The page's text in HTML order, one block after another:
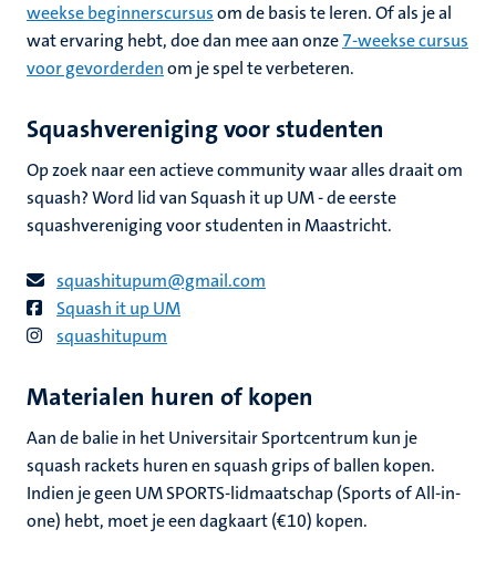
weekse beginnerscursusom de basis te leren. Of als je al
wat ervaring hebt, doe dan mee aan onze7-weekse cursus
voor gevorderdenom je spel te verbeteren.
Squashvereniging voor studenten
Op zoek naar een actieve community waar alles draait om
squash? Word lid van Squash it up UM - de eerste
squashvereniging voor studenten in Maastricht.
squashitupum@gmail.com
Squash it up UM
squashitupum
Materialen huren of kopen
Aan de balie in het Universitair Sportcentrum kun je
squash rackets huren en squash grips of ballen kopen.
Indien je geen UM SPORTS-lidmaatschap (Sports of All-in-
one) hebt, moet je een dagkaart (€10) kopen.